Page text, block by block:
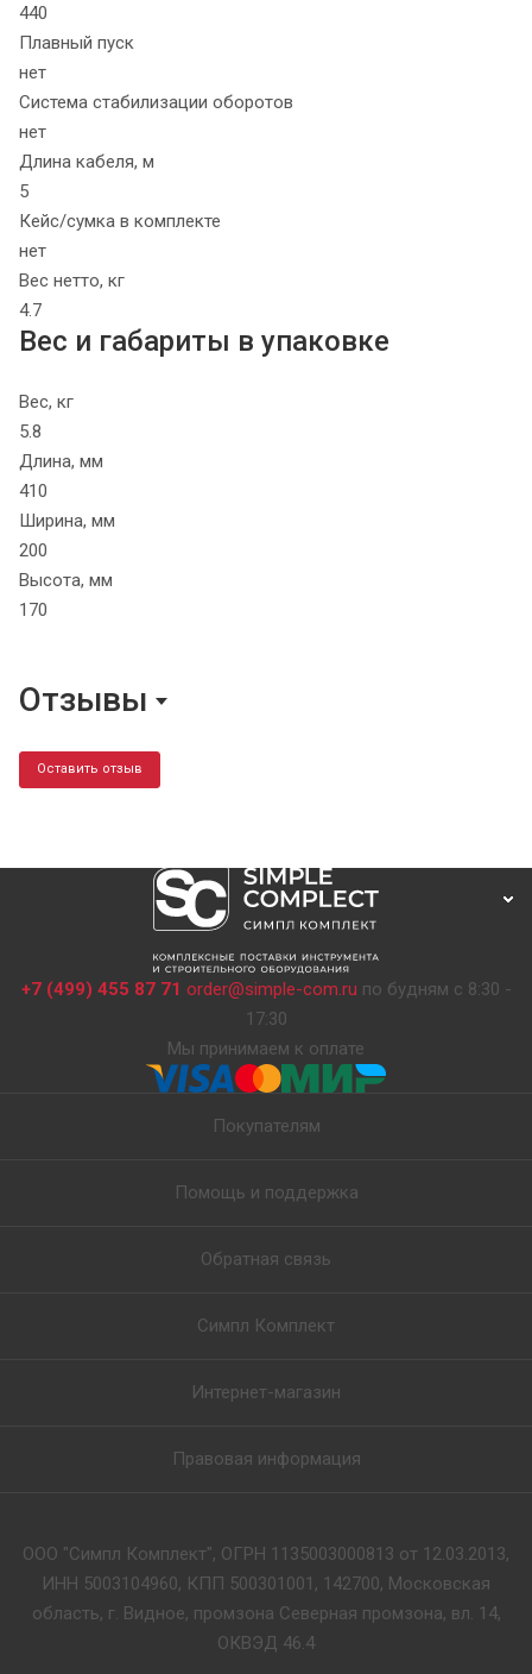
440
Плавный пуск
нет
Система стабилизации оборотов
нет
Длина кабеля, м
5
Кейс/сумка в комплекте
нет
Вес нетто, кг
4.7
Вес и габариты в упаковке
Вес, кг
5.8
Длина, мм
410
Ширина, мм
200
Высота, мм
170
Отзывы
Оставить отзыв
+7 (499) 455 87 71 order@simple-com.ru по будням с 8:30 -
17:30
Мы принимаем к оплате
Покупателям
Помощь и поддержка
Обратная связь
Симпл Комплект
Интернет-магазин
Правовая информация
ООО "Симпл Комплект", ОГРН 1135003000813 от 12.03.2013,
ИНН 5003104960, КПП 500301001, 142700, Московская
область, г. Видное, промзона Северная промзона, вл. 14,
ОКВЭД 46.4